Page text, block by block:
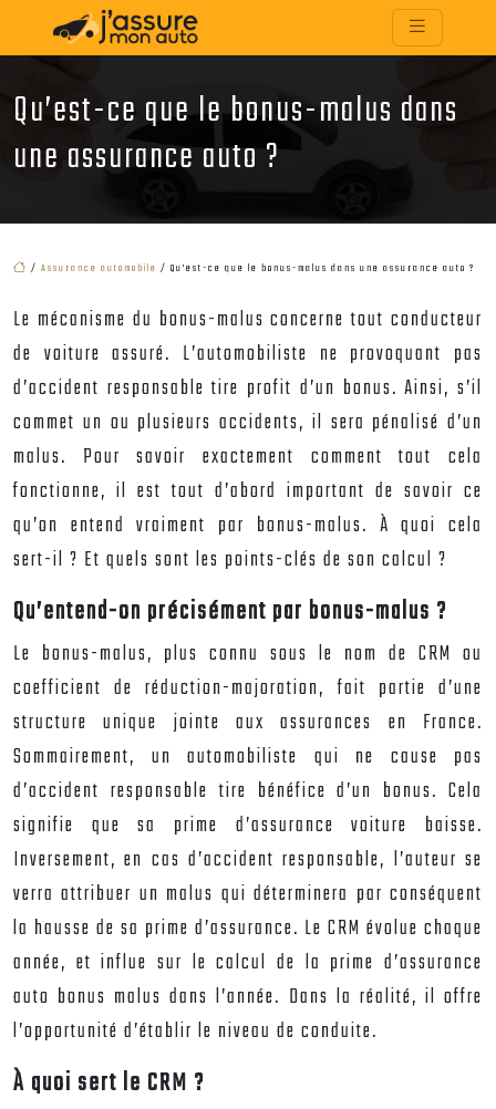
Qu’est-ce que le bonus-malus dans
une assurance auto ?
/ Assurance automobile / Qu’est-ce que le bonus-malus dans une assurance auto ?
Le mécanisme du bonus-malus concerne tout conducteur
de voiture assuré. L’automobiliste ne provoquant pas
d’accident responsable tire profit d’un bonus. Ainsi, s’il
commet un ou plusieurs accidents, il sera pénalisé d’un
malus. Pour savoir exactement comment tout cela
fonctionne, il est tout d’abord important de savoir ce
qu’on entend vraiment par bonus-malus. À quoi cela
sert-il ? Et quels sont les points-clés de son calcul ?
Qu’entend-on précisément par bonus-malus ?
Le bonus-malus, plus connu sous le nom de CRM ou
coefficient de réduction-majoration, fait partie d’une
structure unique jointe aux assurances en France.
Sommairement, un automobiliste qui ne cause pas
d’accident responsable tire bénéfice d’un bonus. Cela
signifie que sa prime d’assurance voiture baisse.
Inversement, en cas d’accident responsable, l’auteur se
verra attribuer un malus qui déterminera par conséquent
la hausse de sa prime d’assurance. Le CRM évolue chaque
année, et influe sur le calcul de la prime d’assurance
auto bonus malusdans l’année. Dans la réalité, il offre
l’opportunité d’établir le niveau de conduite.
Àquoi sert le CRM ?